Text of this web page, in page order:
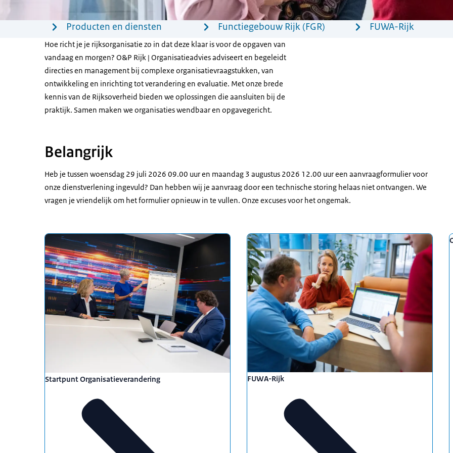
Producten en diensten Functiegebouw Rijk (FGR) FUWA-Rijk
Hoe richt je je rijksorganisatie zo in dat deze klaar is voor de opgaven van
vandaag en morgen? O&P Rijk | Organisatieadvies adviseert en begeleidt
directies en management bij complexe organisatievraagstukken, van
ontwikkeling en inrichting tot verandering en evaluatie. Met onze brede
kennis van de Rijksoverheid bieden we oplossingen die aansluiten bij de
praktijk. Samen maken we organisaties wendbaar en opgavegericht.
Belangrijk
Heb je tussen woensdag 29 juli 2026 09.00 uur en maandag 3 augustus 2026 12.00 uur een aanvraagformulier voor
onze dienstverlening ingevuld? Dan hebben wij je aanvraag door een technische storing helaas niet ontvangen. We
vragen je vriendelijk om het formulier opnieuw in te vullen. Onze excuses voor het ongemak.
Uitgelicht
Startpunt Organisatieverandering FUWA-Rijk